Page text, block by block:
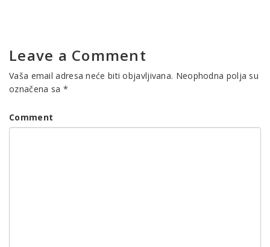
Leave a Comment
Vaša email adresa neće biti objavljivana. Neophodna polja su
označena sa *
Comment